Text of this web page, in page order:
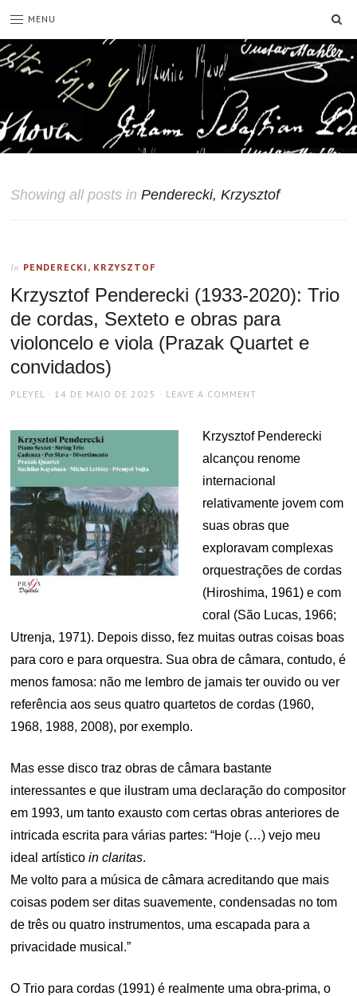
MENU
Showing all posts inPenderecki, Krzysztof
In PENDERECKI, KRZYSZTOF
Krzysztof Penderecki (1933-2020): Trio
de cordas, Sexteto e obras para
violoncelo e viola (Prazak Quartet e
convidados)
AUTHOR
PLEYEL
POSTED
14 DE MAIO DE 2025 LEAVE A COMMENT
Krzysztof Penderecki
alcançou renome
internacional
relativamente jovem com
suas obras que
exploravam complexas
orquestrações de cordas
(Hiroshima, 1961) e com
coral (São Lucas, 1966;
Utrenja, 1971). Depois disso, fez muitas outras coisas boas
para coro e para orquestra. Sua obra de câmara, contudo, é
menos famosa: não me lembro de jamais ter ouvido ou ver
referência aos seus quatro quartetos de cordas (1960,
1968, 1988, 2008), por exemplo.
Mas esse disco traz obras de câmara bastante
interessantes e que ilustram uma declaração do compositor
em 1993, um tanto exausto com certas obras anteriores de
intricada escrita para várias partes: “Hoje (…) vejo meu
ideal artístico in claritas.
Me volto para a música de câmara acreditando que mais
coisas podem ser ditas suavemente, condensadas no tom
de três ou quatro instrumentos, uma escapada para a
privacidade musical.”
O Trio para cordas (1991) é realmente uma obra-prima, o